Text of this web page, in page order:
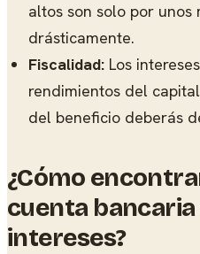
altos son solo por unos
drásticamente.
Fiscalidad: Los
rendimientos del
del beneficio deberás
¿Cómo
cuenta bancaria
intereses?